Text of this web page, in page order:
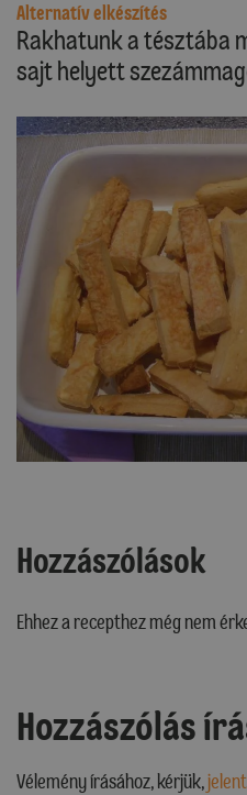
Alternatív elkészítés
Rakhatunk a tésztába
sajt helyett
Hozzászólások
Ehhez a recepthez még nem
Hozzászólás
Vélemény írásához, kérjük,